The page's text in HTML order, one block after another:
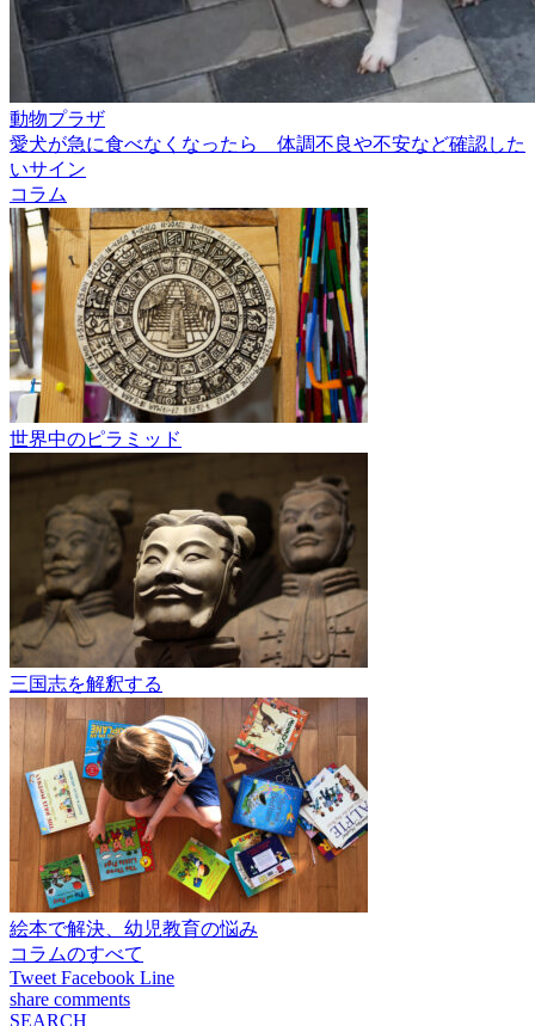
動物プラザ
愛犬が急に食べなくなったら 体調不良や不安など確認した
いサイン
コラム
世界中のピラミッド
三国志を解釈する
絵本で解決、幼児教育の悩み
コラムのすべて
Tweet Facebook Line
share comments
SEARCH